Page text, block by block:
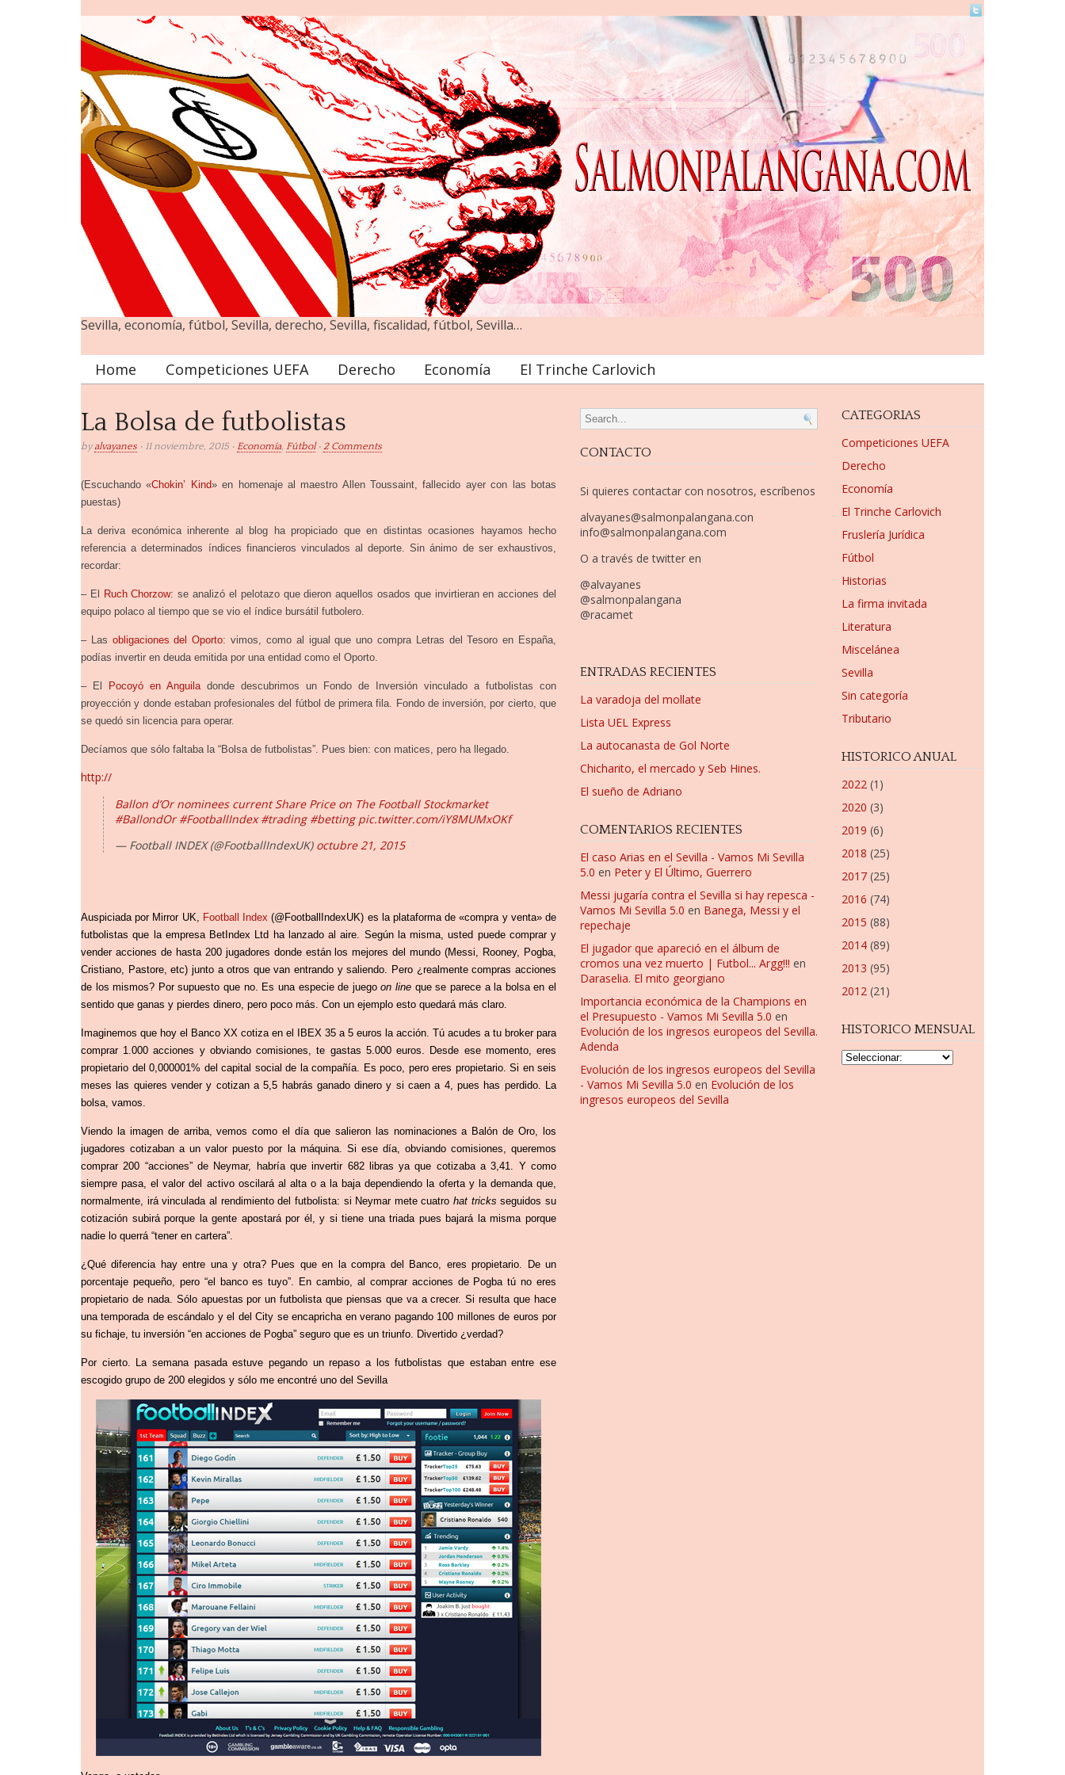
Sevilla, economía, fútbol, Sevilla, derecho, Sevilla, fiscalidad, fútbol, Sevilla…
Main menu
Home Competiciones UEFA Derecho Economía El Trinche Carlovich
La Bolsa de futbolistas
byalvayanes • 11 noviembre, 2015 • Economía, Fútbol• 2 Comments
(Escuchando «Chokin’ Kind» en homenaje al maestro Allen Toussaint, fallecido ayer con las botas
puestas)
La deriva económica inherente al blog ha propiciado que en distintas ocasiones hayamos hecho
referencia a determinados índices financieros vinculados al deporte. Sin ánimo de ser exhaustivos,
recordar:
– El Ruch Chorzow: se analizó el pelotazo que dieron aquellos osados que invirtieran en acciones del
equipo polaco al tiempo que se vio el índice bursátil futbolero.
– Las obligaciones del Oporto: vimos, como al igual que uno compra Letras del Tesoro en España,
podías invertir en deuda emitida por una entidad como el Oporto.
– El Pocoyó en Anguiladonde descubrimos un Fondo de Inversión vinculado a futbolistas con
proyección y donde estaban profesionales del fútbol de primera fila. Fondo de inversión, por cierto, que
se quedó sin licencia para operar.
Decíamos que sólo faltaba la “Bolsa de futbolistas”. Pues bien: con matices, pero ha llegado.
http://
Ballon d’Or nominees current Share Price on The Football Stockmarket
#BallondOr #FootballIndex #trading #betting pic.twitter.com/iY8MUMxOKf
— Football INDEX (@FootballIndexUK) octubre 21, 2015
Auspiciada por Mirror UK, Football Index (@FootballIndexUK) es la plataforma de «compra y venta» de
futbolistas que la empresa BetIndex Ltd ha lanzado al aire. Según la misma, usted puede comprar y
vender acciones de hasta 200 jugadores donde están los mejores del mundo (Messi, Rooney, Pogba,
Cristiano, Pastore, etc) junto a otros que van entrando y saliendo. Pero ¿realmente compras acciones
de los mismos? Por supuesto que no. Es una especie de juegoon line que se parece a la bolsa en el
sentido que ganas y pierdes dinero, pero poco más. Con un ejemplo esto quedará más claro.
Imaginemos que hoy el Banco XX cotiza en el IBEX 35 a 5 euros la acción. Tú acudes a tu broker para
comprar 1.000 acciones y obviando comisiones, te gastas 5.000 euros. Desde ese momento, eres
propietario del 0,000001% del capital social de la compañía. Es poco, pero eres propietario. Si en seis
meses las quieres vender y cotizan a 5,5 habrás ganado dinero y si caen a 4, pues has perdido. La
bolsa, vamos.
Viendo la imagen de arriba, vemos como el día que salieron las nominaciones a Balón de Oro, los
jugadores cotizaban a un valor puesto por la máquina. Si ese día, obviando comisiones, queremos
comprar 200 “acciones” de Neymar, habría que invertir 682 libras ya que cotizaba a 3,41. Y como
siempre pasa, el valor del activo oscilará al alta o a la baja dependiendo la oferta y la demanda que,
normalmente, irá vinculada al rendimiento del futbolista: si Neymar mete cuatrohat tricks seguidos su
cotización subirá porque la gente apostará por él, y si tiene una triada pues bajará la misma porque
nadie lo querrá “tener en cartera”.
¿Qué diferencia hay entre una y otra? Pues que en la compra del Banco, eres propietario. De un
porcentaje pequeño, pero “el banco es tuyo”. En cambio, al comprar acciones de Pogba tú no eres
propietario de nada. Sólo apuestas por un futbolista que piensas que va a crecer. Si resulta que hace
una temporada de escándalo y el del City se encapricha en verano pagando 100 millones de euros por
su fichaje, tu inversión “en acciones de Pogba” seguro que es un triunfo. Divertido ¿verdad?
Por cierto. La semana pasada estuve pegando un repaso a los futbolistas que estaban entre ese
escogido grupo de 200 elegidos y sólo me encontré uno del Sevilla
Search for:
CONTACTO
Si quieres contactar con nosotros, escríbenos
alvayanes@salmonpalangana.con
info@salmonpalangana.com
O a través de twitter en
@alvayanes
@salmonpalangana
@racamet
ENTRADAS RECIENTES
La varadoja del mollate
Lista UEL Express
La autocanasta de Gol Norte
Chicharito, el mercado y Seb Hines.
El sueño de Adriano
COMENTARIOS RECIENTES
El caso Arias en el Sevilla - Vamos Mi Sevilla
5.0 en Peter y El Último, Guerrero
Messi jugaría contra el Sevilla si hay repesca -
Vamos Mi Sevilla 5.0 en Banega, Messi y el
repechaje
El jugador que apareció en el álbum de
cromos una vez muerto | Futbol... Argg!!! en
Daraselia. El mito georgiano
Importancia económica de la Champions en
el Presupuesto - Vamos Mi Sevilla 5.0 en
Evolución de los ingresos europeos del Sevilla.
Adenda
Evolución de los ingresos europeos del Sevilla
- Vamos Mi Sevilla 5.0 en Evolución de los
ingresos europeos del Sevilla
CATEGORIAS
Competiciones UEFA
Derecho
Economía
El Trinche Carlovich
Fruslería Jurídica
Fútbol
Historias
La firma invitada
Literatura
Miscelánea
Sevilla
Sin categoría
Tributario
HISTORICO ANUAL
2022 (1)
2020 (3)
2019 (6)
2018 (25)
2017 (25)
2016 (74)
2015 (88)
2014 (89)
2013 (95)
2012 (21)
HISTORICO MENSUAL